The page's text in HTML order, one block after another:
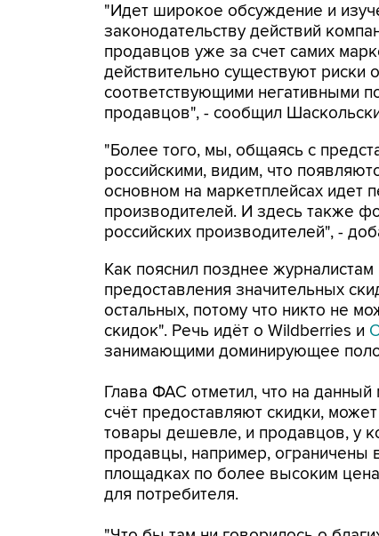
"Идет широкое обсуждение и
законодательству действий
продавцов уже за счет самих
действительно существуют риски
соответствующими негативными
продавцов", - сообщил
"Более того, мы, общаясь с
российскими, видим, что
основном на маркетплейсах идет
производителей. И здесь также
российских производителей", -
Как пояснил позднее
предоставления значительных
остальных, потому что никто не
скидок". Речь идёт о Wildberries и
занимающими доминирующее
Глава ФАС отметил, что на данный
счёт предоставляют скидки,
товары дешевле, и продавцов, у
продавцы, например, ограничены
площадках по более высоким
для потребителя.